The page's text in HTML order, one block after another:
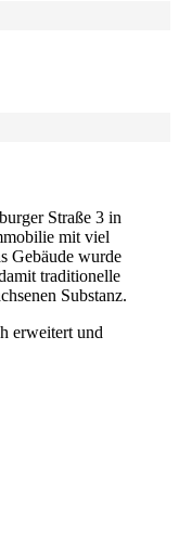
Straße 3 in
mit viel
Gebäude wurde
traditionelle
Substanz.
erweitert und